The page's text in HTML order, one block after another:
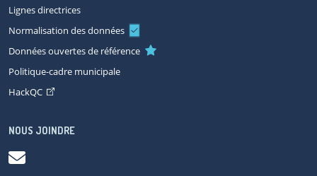
Lignes directrices
Normalisation des données
Données ouvertes de référence
Politique-cadre municipale
HackQC
NOUS JOINDRE